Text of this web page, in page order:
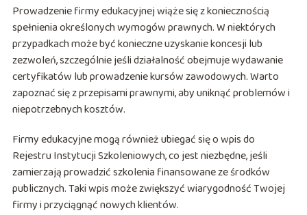
Prowadzenie firmy edukacyjnej wiąże się z koniecznością
spełnienia określonych wymogów prawnych. W niektórych
przypadkach może być konieczne uzyskanie koncesji lub
zezwoleń, szczególnie jeśli działalność obejmuje wydawanie
certyfikatów lub prowadzenie kursów zawodowych. Warto
zapoznać się z przepisami prawnymi, aby uniknąć problemów i
niepotrzebnych kosztów.
Firmy edukacyjne mogą również ubiegać się o wpis do
Rejestru Instytucji Szkoleniowych, co jest niezbędne, jeśli
zamierzają prowadzić szkolenia finansowane ze środków
publicznych. Taki wpis może zwiększyć wiarygodność Twojej
firmy i przyciągnąć nowych klientów.